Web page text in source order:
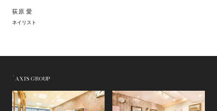
荻原 愛
ネイリスト
`AXIS GROUP